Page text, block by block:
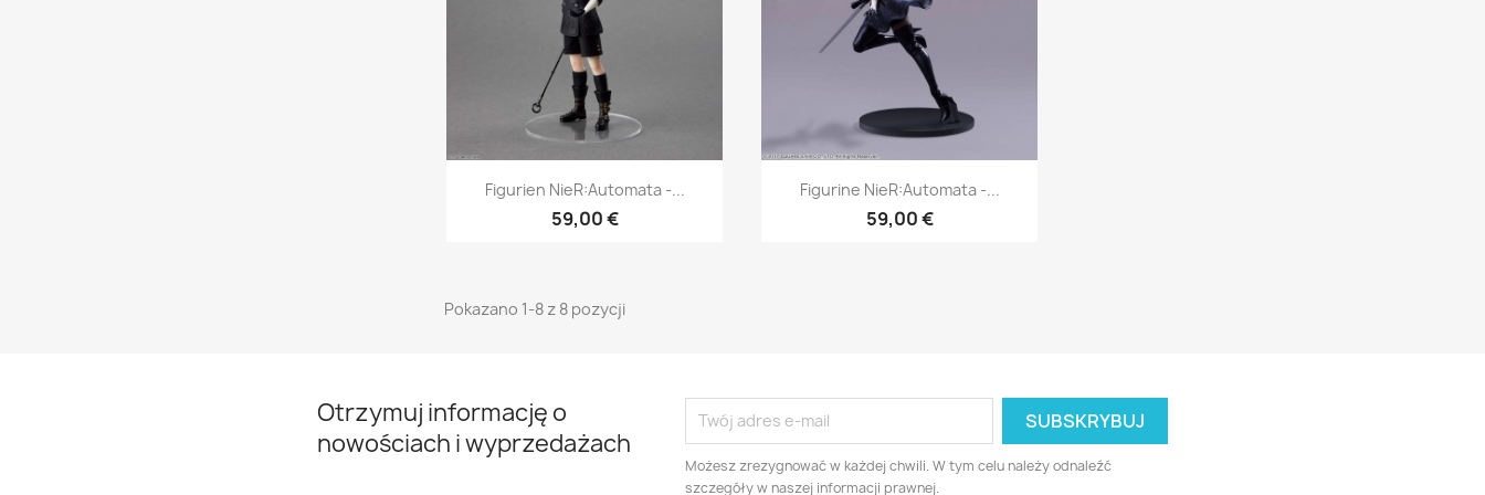
Szybki podgląd
Figurien NieR:Automata -...
59,00 €
Szybki podgląd
Figurine NieR:Automata -...
59,00 €
Pokazano 1-8 z 8 pozycji
Otrzymuj informację o
nowościach i wyprzedażach
Możesz zrezygnować w każdej chwili. W tym celu należy odnaleźć
szczegóły w naszej informacji prawnej.